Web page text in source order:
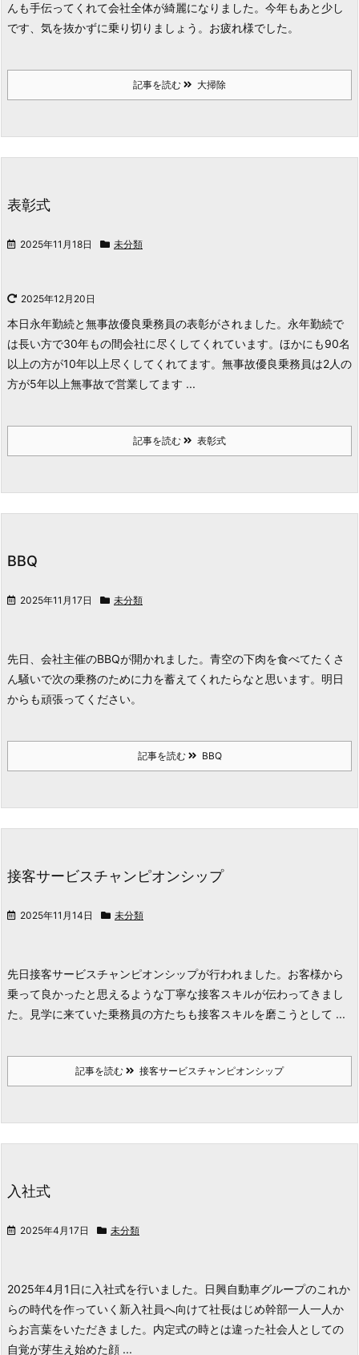
んも手伝ってくれて会社全体が綺麗になりました。 今年もあと少し
です、気を抜かずに乗り切りましょう。お疲れ様でした。
記事を読む 大掃除
表彰式
2025年11月18日 未分類
2025年12月20日
本日永年勤続と無事故優良乗務員の表彰がされました。永年勤続で
は長い方で30年もの間会社に尽くしてくれています。ほかにも90名
以上の方が10年以上尽くしてくれてます。 無事故優良乗務員は2人の
方が5年以上無事故で営業してます ...
記事を読む 表彰式
BBQ
2025年11月17日 未分類
先日、会社主催のBBQが開かれました。青空の下肉を食べてたくさ
ん騒いで次の乗務のために力を蓄えてくれたらなと思います。 明日
からも頑張ってください。
記事を読む BBQ
接客サービスチャンピオンシップ
2025年11月14日 未分類
先日接客サービスチャンピオンシップが行われました。 お客様から
乗って良かったと思えるような丁寧な接客スキルが伝わってきまし
た。
見学に来ていた乗務員の方たちも接客スキルを磨こうとして ...
記事を読む 接客サービスチャンピオンシップ
入社式
2025年4月17日 未分類
2025年4月1日に入社式を行いました。
日興自動車グループのこれか
らの時代を作っていく新入社員へ向けて社長はじめ幹部一人一人か
らお言葉をいただきました。 内定式の時とは違った社会人としての
自覚が芽生え始めた顔 ...